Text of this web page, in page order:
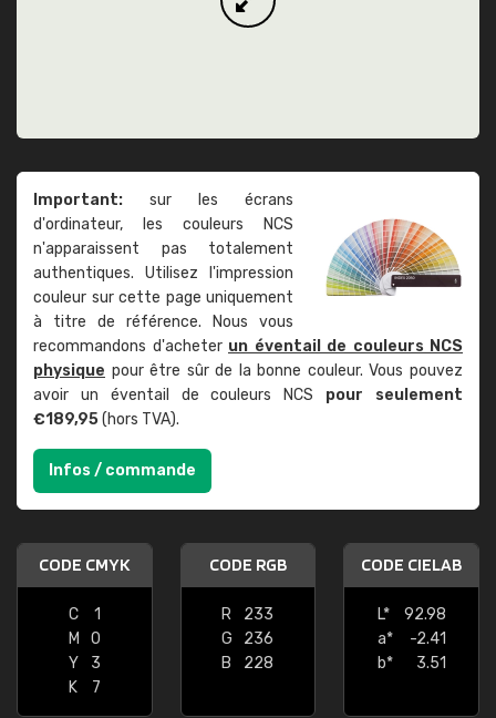
Important: sur les écrans
d'ordinateur, les couleurs NCS
n'apparaissent pas totalement
authentiques. Utilisez l'impression
couleur sur cette page uniquement
à titre de référence. Nous vous
recommandons d'acheter un éventail de couleurs NCS
physique pour être sûr de la bonne couleur. Vous pouvez
avoir un éventail de couleurs NCS pour seulement
€189,95(hors TVA).
Infos / commande
CODE CMYK
C
1
M
0
Y
3
K
7
CODE RGB
R
233
G
236
B
228
CODE CIELAB
L*
92.98
a*
-2.41
b*
3.51